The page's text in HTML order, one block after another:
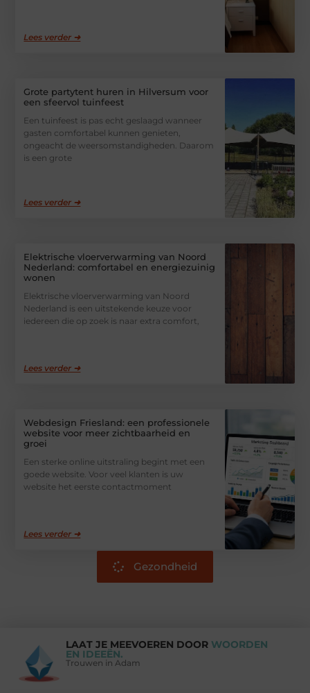
Lees verder ➜
Grote partytent huren in Hilversum voor
een sfeervol tuinfeest
Een tuinfeest is pas echt geslaagd wanneer
gasten comfortabel kunnen genieten,
ongeacht de weersomstandigheden. Daarom
is een grote
Lees verder ➜
Elektrische vloerverwarming van Noord
Nederland: comfortabel en energiezuinig
wonen
Elektrische vloerverwarming van Noord
Nederland is een uitstekende keuze voor
iedereen die op zoek is naar extra comfort,
Lees verder ➜
Webdesign Friesland: een professionele
website voor meer zichtbaarheid en
groei
Een sterke online uitstraling begint met een
goede website. Voor veel klanten is uw
website het eerste contactmoment
Lees verder ➜
Gezondheid
LAAT JE MEEVOEREN DOOR WOORDEN
EN IDEEËN.
Trouwen in Adam